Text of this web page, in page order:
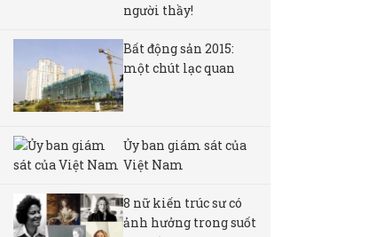
người thầy!
Bất động sản 2015:
một chút lạc quan
Ủy ban giám sát của
Việt Nam
8 nữ kiến ​​trúc sư có
ảnh hưởng trong suốt